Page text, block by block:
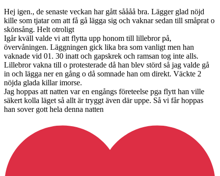
Hej igen., de senaste veckan har gått såååå bra. Lägger glad nöjd
kille som tjatar om att få gå lägga sig och vaknar sedan till småprat o
skönsång. Helt otroligt
Igår kväll valde vi att flytta upp honom till lillebror på,
övervåningen. Läggningen gick lika bra som vanligt men han
vaknade vid 01. 30 inatt och gapskrek och ramsan tog inte alls.
Lillebror vakna till o protesterade då han blev störd så jag valde gå
in och lägga ner en gång o då somnade han om direkt. Väckte 2
nöjda glada killar imorse.
Jag hoppas att natten var en engångs företeelse pga flytt han ville
säkert kolla läget så allt är tryggt även där uppe. Så vi får hoppas
han sover gott hela denna natten